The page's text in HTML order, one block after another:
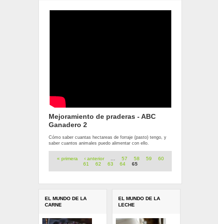
Mejoramiento de praderas - ABC
Ganadero 2
Cómo saber cuantas hectareas de forraje (pasto) tengo, y
saber cuantos animales puedo alimentar con ello.
Páginas
« primera ‹ anterior … 57 58 59
60
61
62 63 64 65
EL MUNDO DE LA
CARNE
EL MUNDO DE LA
LECHE